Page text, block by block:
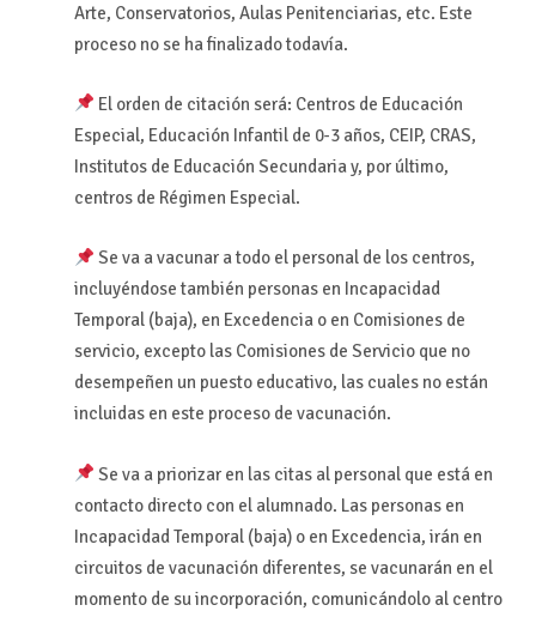
Arte, Conservatorios, Aulas Penitenciarias, etc. Este
proceso no se ha finalizado todavía.
El orden de citación será: Centros de Educación
Especial, Educación Infantil de 0-3 años, CEIP, CRAS,
Institutos de Educación Secundaria y, por último,
centros de Régimen Especial.
Se va a vacunar a todo el personal de los centros,
incluyéndose también personas en Incapacidad
Temporal (baja), en Excedencia o en Comisiones de
servicio, excepto las Comisiones de Servicio que no
desempeñen un puesto educativo, las cuales no están
incluidas en este proceso de vacunación.
Se va a priorizar en las citas al personal que está en
contacto directo con el alumnado. Las personas en
Incapacidad Temporal (baja) o en Excedencia, irán en
circuitos de vacunación diferentes, se vacunarán en el
momento de su incorporación, comunicándolo al centro